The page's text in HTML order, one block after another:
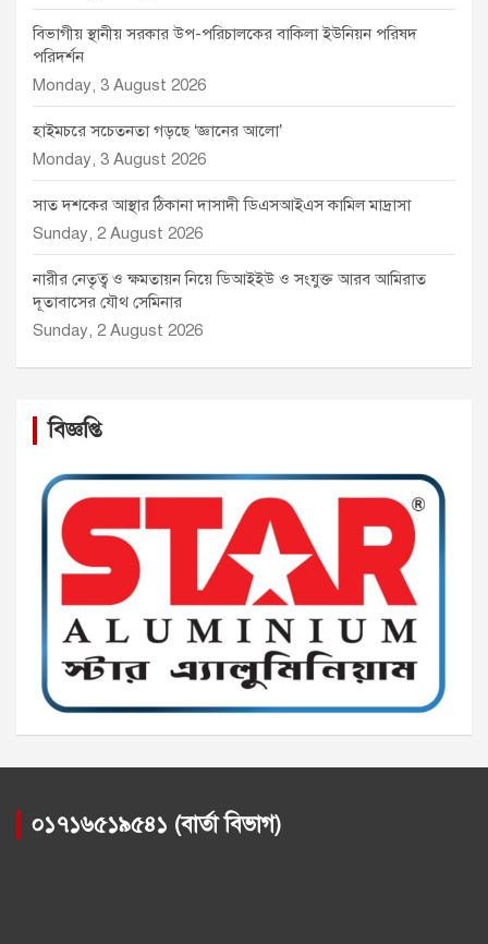
বিভাগীয় স্থানীয় সরকার উপ-পরিচালকের বাকিলা ইউনিয়ন পরিষদ
পরিদর্শন
Monday, 3 August 2026
হাইমচরে সচেতনতা গড়ছে ‘জ্ঞানের আলো’
Monday, 3 August 2026
সাত দশকের আস্থার ঠিকানা দাসাদী ডিএসআইএস কামিল মাদ্রাসা
Sunday, 2 August 2026
নারীর নেতৃত্ব ও ক্ষমতায়ন নিয়ে ডিআইইউ ও সংযুক্ত আরব আমিরাত
দূতাবাসের যৌথ সেমিনার
Sunday, 2 August 2026
বিজ্ঞপ্তি
০১৭১৬৫১৯৫৪১ (বার্তা বিভাগ)